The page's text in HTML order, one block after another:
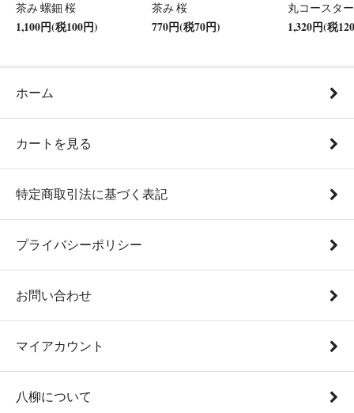
茶み 螺鈿 桜
1,100円(税100円)
茶み 桜
770円(税70円)
丸コースタ
1,320円(税
ホーム
カートを見る
特定商取引法に基づく表記
プライバシーポリシー
お問い合わせ
マイアカウント
八柳について